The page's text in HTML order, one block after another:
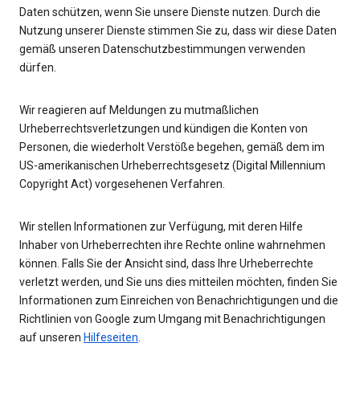
Daten schützen, wenn Sie unsere Dienste nutzen. Durch die
Nutzung unserer Dienste stimmen Sie zu, dass wir diese Daten
gemäß unseren Datenschutzbestimmungen verwenden
dürfen.
Wir reagieren auf Meldungen zu mutmaßlichen
Urheberrechtsverletzungen und kündigen die Konten von
Personen, die wiederholt Verstöße begehen, gemäß dem im
US-amerikanischen Urheberrechtsgesetz (Digital Millennium
Copyright Act) vorgesehenen Verfahren.
Wir stellen Informationen zur Verfügung, mit deren Hilfe
Inhaber von Urheberrechten ihre Rechte online wahrnehmen
können. Falls Sie der Ansicht sind, dass Ihre Urheberrechte
verletzt werden, und Sie uns dies mitteilen möchten, finden Sie
Informationen zum Einreichen von Benachrichtigungen und die
Richtlinien von Google zum Umgang mit Benachrichtigungen
auf unseren Hilfeseiten.